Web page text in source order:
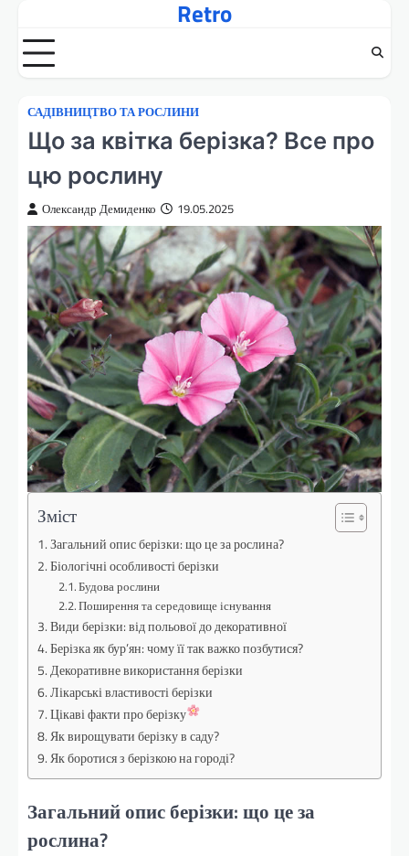
вмісту
Retro
САДІВНИЦТВО ТА РОСЛИНИ
Що за квітка берізка? Все про
цю рослину
Олександр Демиденко 19.05.2025
Зміст
Загальний опис берізки: що це за рослина?
Біологічні особливості берізки
Будова рослини
Поширення та середовище існування
Види берізки: від польової до декоративної
Берізка як бур’ян: чому її так важко позбутися?
Декоративне використання берізки
Лікарські властивості берізки
Цікаві факти про берізку
Як вирощувати берізку в саду?
Як боротися з берізкою на городі?
Загальний опис берізки: що це за
рослина?